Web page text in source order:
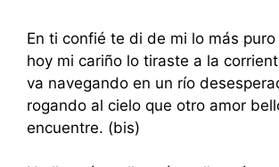
En ti confié te di de mi lo más puro
hoy mi cariño lo tiraste a la
va navegando en un río
rogando al cielo que otro amor
encuentre. (bis)